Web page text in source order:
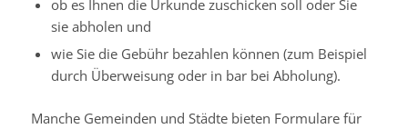
ob es Ihnen die Urkunde zuschicken soll oder Sie
sie abholen und
wie Sie die Gebühr bezahlen können (zum Beispiel
durch Überweisung oder in bar bei Abholung).
Manche Gemeinden und Städte bieten Formulare für